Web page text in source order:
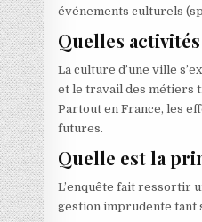
événements culturels
Quelles
La culture d’une ville
et le travail des métiers
Partout en France, les
futures.
Quelle est la
L’enquête fait ressortir
gestion imprudente tant